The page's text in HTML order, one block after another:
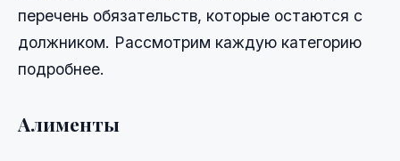
перечень обязательств, которые остаются с
должником. Рассмотрим каждую категорию
подробнее.
Алименты